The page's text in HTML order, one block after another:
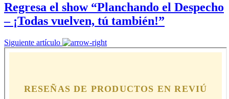
Regresa el show “Planchando el Despecho
– ¡Todas vuelven, tú también!”
Siguiente artículo